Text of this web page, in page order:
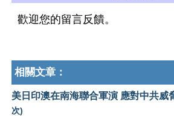
歡迎您的留言反饋。
相關文章：
美日印澳在南海聯合軍演 應對中共威
次)